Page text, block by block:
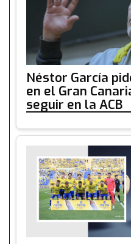
Néstor García
en el Gran
seguir en la ACB